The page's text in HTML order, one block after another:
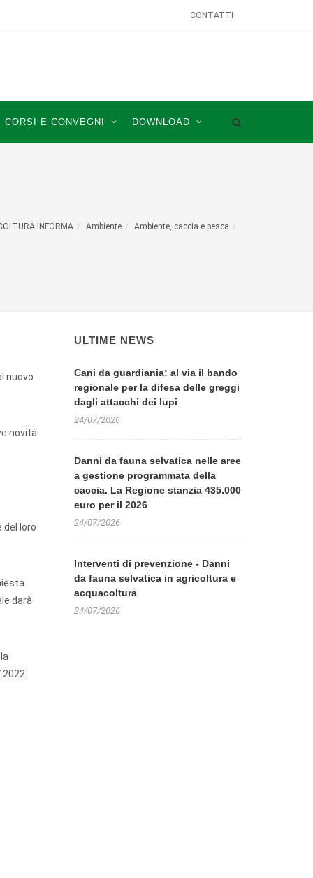
CONTATTI
CORSI E CONVEGNI DOWNLOAD
INFORMA Ambiente Ambiente, caccia e pesca
nuovo
novità
del loro
darà
ULTIME NEWS
Cani da guardiania: al via il bando
regionale per la difesa delle greggi
dagli attacchi dei lupi
24/07/2026
Danni da fauna selvatica nelle aree
a gestione programmata della
caccia. La Regione stanzia 435.000
euro per il 2026
24/07/2026
Interventi di prevenzione - Danni
da fauna selvatica in agricoltura e
acquacoltura
24/07/2026